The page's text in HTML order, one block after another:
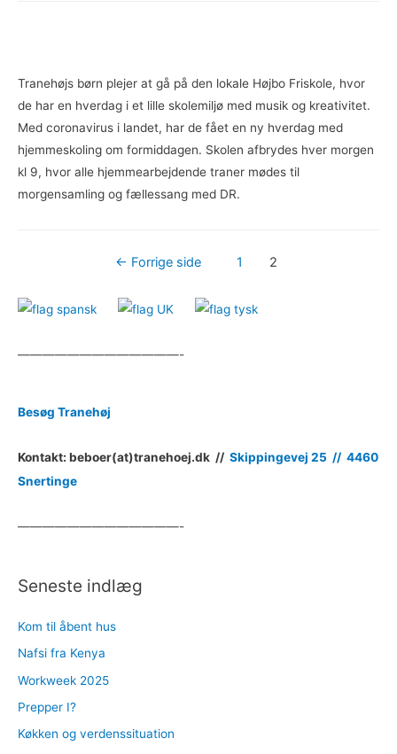
Tranehøjs børn plejer at gå på den lokale Højbo Friskole, hvor
de har en hverdag i et lille skolemiljø med musik og kreativitet.
Med coronavirus i landet, har de fået en ny hverdag med
hjemmeskoling om formiddagen. Skolen afbrydes hver morgen
kl 9, hvor alle hjemmearbejdende traner mødes til
morgensamling og fællessang med DR.
Indlægsinddeling
← Forrige side 1 2
—————————————-
Besøg Tranehøj
Kontakt: beboer(at)tranehoej.dk // Skippingevej 25 // 4460
Snertinge
—————————————-
Seneste indlæg
Kom til åbent hus
Nafsi fra Kenya
Workweek 2025
Prepper I?
Køkken og verdenssituation